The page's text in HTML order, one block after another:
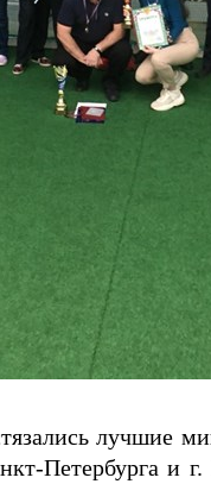
лучшие
Петербурга и